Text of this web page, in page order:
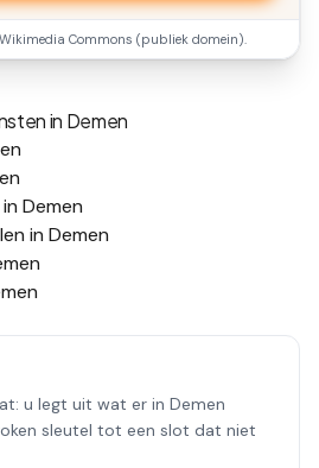
Commons (publiek domein).
in Demen
Demen
in Demen
u legt uit wat er in Demen
sleutel tot een slot dat niet